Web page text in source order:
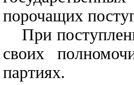
порочащих
При
своих
партиях.